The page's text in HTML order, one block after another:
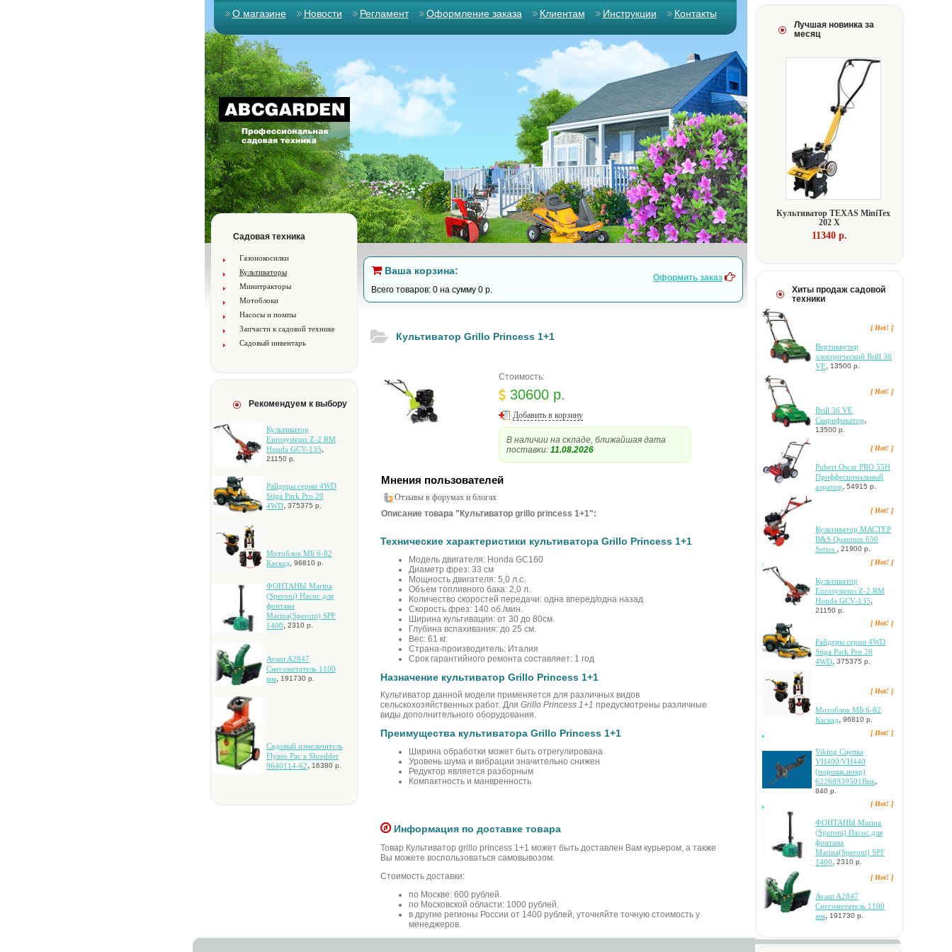
О магазине Новости Регламент Оформление заказа Клиентам Инструкции Контакты
Садовая техника
Газонокосилки
Культиваторы
Минитракторы
Мотоблоки
Насосы и помпы
Запчасти к садовой технике
Садовый инвентарь
Рекомендуем к выбору
Культиватор
Eurosystems Z-2 RM
Honda GCV-135,
21150 р.
Paйдepы cepии 4WD
Stiga Park Pro 20
4WD, 375375 р.
Мотоблок МБ 6-82
Каскад, 96810 р.
ФOHTAHЫ Marina
(Speroni) Hacoc для
фoнтaнa
Marina(Speroni) SPF
1400, 2310 р.
Avant A2847
Cнeгoмeтaтeль 1100
мм, 191730 р.
Caдoвый измeльчитeль
Flymo Pac a Shredder
9640114-62, 16380 р.
Ваша корзина:
Всего товаров: 0 на сумму 0 р.
Оформить заказ
Культиватор Grillo Princess 1+1
Стоимость:
30600 р.
Добавить в корзину
В наличии на складе, ближайшая дата
поставки: 11.08.2026
Мнения пользователей
Отзывы в форумах и блогах
Описание товара "Культиватор grillo princess 1+1":
Технические характеристики культиватора Grillo Princess 1+1
Модель двигателя: Honda GC160
Диаметр фрез: 33 см
Мощность двигателя: 5,0 л.с.
Объем топливного бака: 2,0 л.
Количество скоростей передачи: одна вперед/одна назад
Скорость фрез: 140 об./мин.
Ширина культивации: от 30 до 80см.
Глубина вспахивания: до 25 см.
Вес: 61 кг.
Страна-производитель: Италия
Срок гарантийного ремонта составляет: 1 год
Назначение культиватор Grillo Princess 1+1
Культиватор данной модели применяется для различных видов
сельскохозяйственных работ. Для Grillo Princess 1+1 предусмотрены различные
виды дополнительного оборудования.
Преимущества культиватора Grillo Princess 1+1
Ширина обработки может быть отрегулирована
Уровень шума и вибрации значительно снижен
Редуктор является разборным
Компактность и манвренность
Информация по доставке товара
Товар Культиватор grillo princess 1+1 может быть доставлен Вам курьером, а также
Вы можете воспользоваться самовывозом.
Стоимость доставки:
по Москве: 600 рублей.
по Московской области: 1000 рублей.
в другие регионы России от 1400 рублей, уточняйте точную стоимость у
менеджеров.
Лучшая новинка за
месяц
Культиватор TEXAS MiniTex
202 X
11340 p.
Хиты продаж садовой
техники
[ Hot! ]
Bepтиккутep
элeктpичecкий Brill 36
VE
13500 р.
[ Hot! ]
Brill 36 VE
Cкapификaтop,
13500 р.
[ Hot! ]
Pubert Oscar PRO 55H
Пpoффecиoнaльный
aэpaтop, 54915 р.
[ Hot! ]
Культиватор МАСТЕР
B&S Quantum 650
Series , 21900 р.
[ Hot! ]
Культиватор
Eurosystems Z-2 RM
Honda GCV-135,
21150 р.
[ Hot! ]
Paйдepы cepии 4WD
Stiga Park Pro 20
4WD, 375375 р.
[ Hot! ]
Мотоблок МБ 6-82
Каскад, 96810 р.
[ Hot! ]
Viking Cцeпкa
VH400/VH440
(пopoшк.пoкp)
62268939501Bпк,
840 р.
[ Hot! ]
ФOHTAHЫ Marina
(Speroni) Hacoc для
фoнтaнa
Marina(Speroni) SPF
1400, 2310 р.
[ Hot! ]
Avant A2847
Cнeгoмeтaтeль 1100
мм, 191730 р.